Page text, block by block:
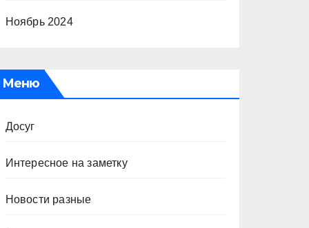
Ноябрь 2024
Меню
Досуг
Интересное на заметку
Новости разные